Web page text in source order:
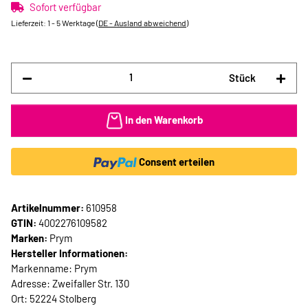
Sofort verfügbar
Lieferzeit: 1 - 5 Werktage(DE - Ausland abweichend)
Stück
In den Warenkorb
Consent erteilen
Artikelnummer: 610958
GTIN: 4002276109582
Marken: Prym
Hersteller Informationen:
Markenname: Prym
Adresse: Zweifaller Str. 130
Ort: 52224 Stolberg